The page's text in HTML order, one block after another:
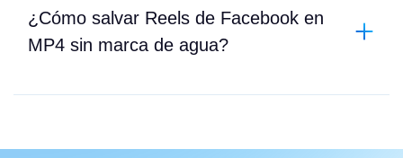
¿Cómo salvar Reels de Facebook en
MP4 sin marca de agua?